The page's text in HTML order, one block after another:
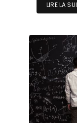
LIRE LA